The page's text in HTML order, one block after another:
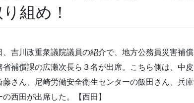
組め！
、吉川政重衆議院議員の紹介で、地方公務員災害補
省補償課の広瀬次長ら３名が出席。こちら側は、中
藤さん、尼崎労働安全衛生センターの飯田さん、兵
の西田が出席した。【西田】